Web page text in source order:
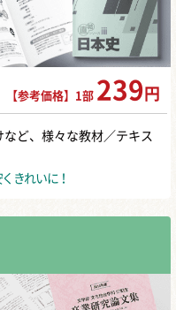
【参考価格】1部 239 円
ど、様々な教材／テキス
きれいに！